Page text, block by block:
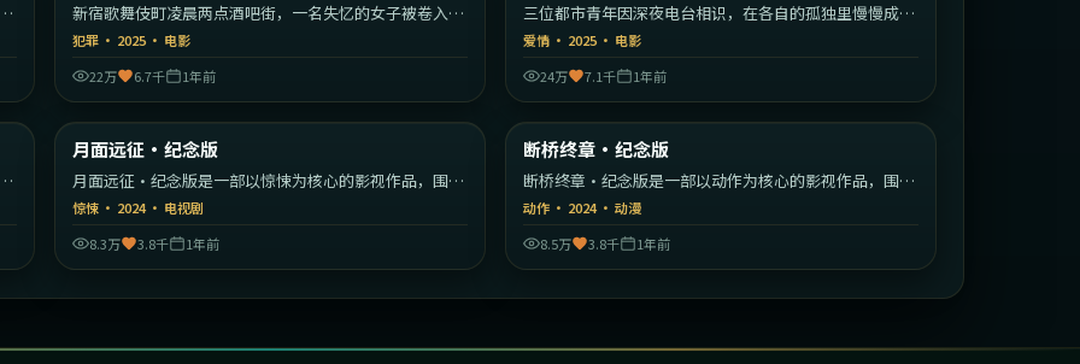
新宿歌舞伎町凌晨两点酒吧街，一名失忆的女子被卷入帮
派权力斗争。
犯罪· 2025· 电影
22万
6.7千 1年前
三位都市青年因深夜电台相识，在各自的孤独里慢慢成为
彼此的灯塔。
爱情 · 2025 · 电影
24万
7.1千 1年前
最新
月面远征·纪念版
月面远征·纪念版是一部以惊悚为核心的影视作品，围绕
危机、反转与人物成长展开，整体节奏紧凑，值得推荐观
看。
惊悚· 2024· 电视剧
8.3万
3.8千 1年前
最新
断桥终章·纪念版
断桥终章·纪念版是一部以动作为核心的影视作品，围绕
危机、反转与人物成长展开，整体节奏紧凑，值得推荐观
看。
动作 · 2024·动漫
8.5万
3.8千 1年前